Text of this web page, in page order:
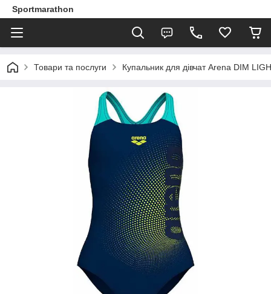
Sportmarathon
Товари та послуги Купальник для дівчат Arena DIM